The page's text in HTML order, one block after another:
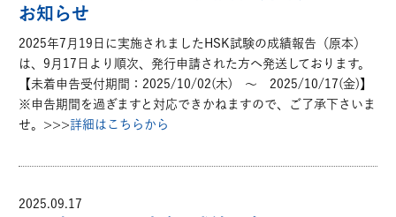
お知らせ
2025年7月19日に実施されましたHSK試験の成績報告（原本）
は、9月17日より順次、発行申請された方へ発送しております。
【未着申告受付期間：2025/10/02(木) ～ 2025/10/17(金)】
※申告期間を過ぎますと対応できかねますので、ご了承下さいま
せ。>>>詳細はこちらから
2025.09.17